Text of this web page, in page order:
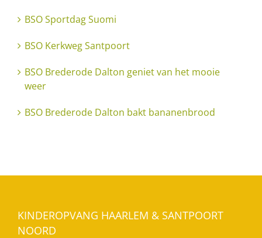
BSO Sportdag Suomi
BSO Kerkweg Santpoort
BSO Brederode Dalton geniet van het mooie
weer
BSO Brederode Dalton bakt bananenbrood
KINDEROPVANG HAARLEM & SANTPOORT
NOORD